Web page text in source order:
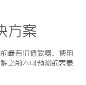
方案
最有价值武器。使用
之前不可预测的表象